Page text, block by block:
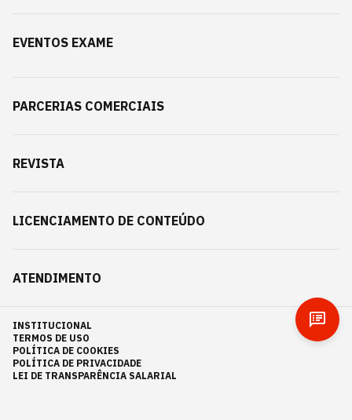
EVENTOS EXAME
PARCERIAS COMERCIAIS
REVISTA
LICENCIAMENTO DE CONTEÚDO
ATENDIMENTO
INSTITUCIONAL
TERMOS DE USO
POLÍTICA DE COOKIES
POLÍTICA DE PRIVACIDADE
LEI DE TRANSPARÊNCIA SALARIAL